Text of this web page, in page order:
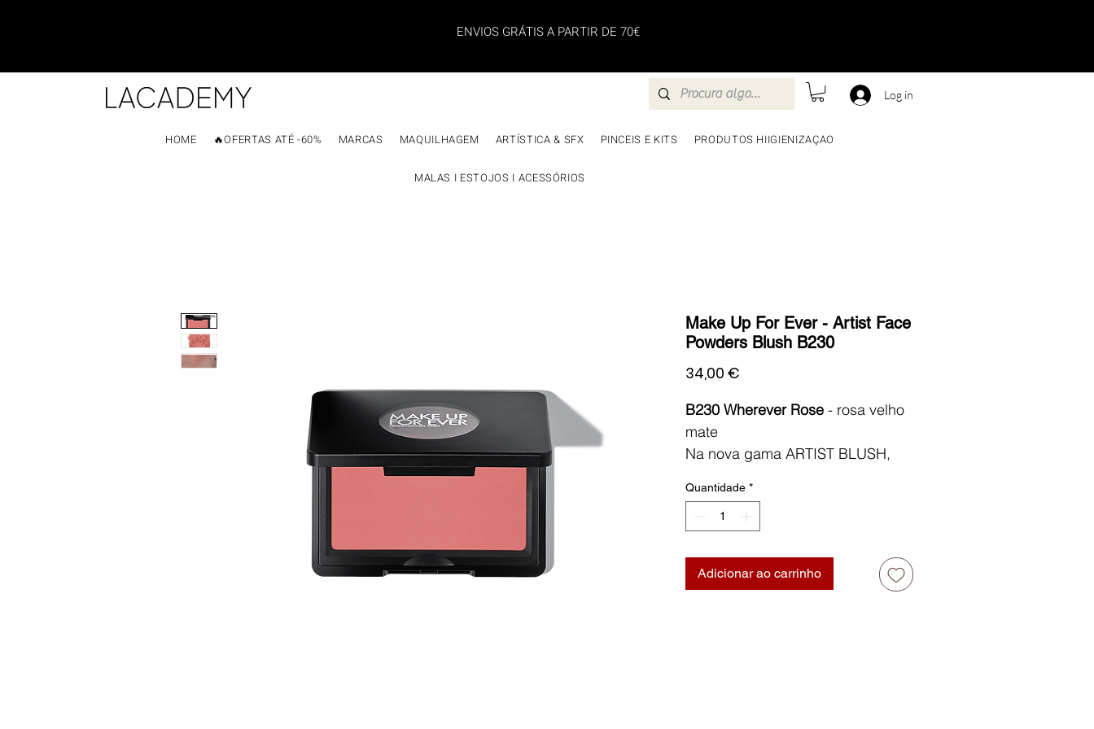
ENVIOS GRÁTIS A PARTIR DE 70€
Log in
HOME 🔥OFERTAS ATÉ -60% MARCAS MAQUILHAGEM ARTÍSTICA & SFX PINCEIS E KITS PRODUTOS HIIGIENIZAÇAO
MALAS I ESTOJOS I ACESSÓRIOS
Make Up For Ever - Artist Face
Powders Blush B230
34,00 €
B230 Wherever Rose - rosa velho
mate
Na nova gama ARTIST BLUSH,
todas as ocasiões.
Composto por pigmentos puros
duração, funde-se na perfeição
com a sua pele.
Quantidade *
Adicionar ao carrinho